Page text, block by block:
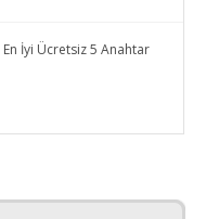
İyi Ücretsiz 5 Anahtar